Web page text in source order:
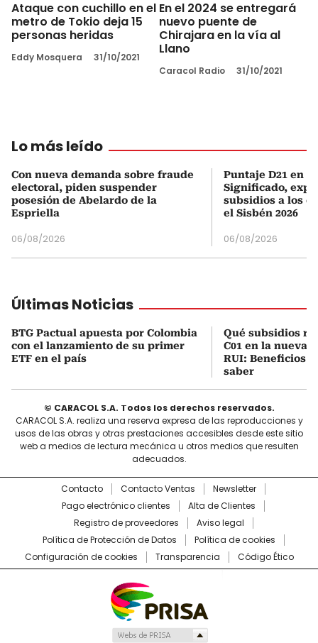
Ataque con cuchillo en el
metro de Tokio deja 15
personas heridas
Eddy Mosquera 31/10/2021
En el 2024 se entregará
nuevo puente de
Chirajara en la vía al
Llano
Caracol Radio 31/10/2021
Lo más leído
Con nueva demanda sobre fraude
electoral, piden suspender
posesión de Abelardo de la
Espriella
06/08/2026
Puntaje D21 en
Significado,
subsidios a los
el Sisbén 2026
06/08/2026
Últimas Noticias
BTG Pactual apuesta por Colombia
con el lanzamiento de su primer
ETF en el país
Qué subsidios
C01 en la nueva
RUI: Beneficios
saber
© CARACOL S.A. Todos los derechos reservados.
CARACOL S.A. realiza una reserva expresa de las reproducciones y
usos de las obras y otras prestaciones accesibles desde este sitio
web a medios de lectura mecánica u otros medios que resulten
adecuados.
Contacto Contacto Ventas
Newsletter
Pago electrónico clientes
Alta de Clientes
Registro de proveedores
Aviso legal
Política de Protección de Datos
Política de cookies
Configuración de cookies
Transparencia Código Ético